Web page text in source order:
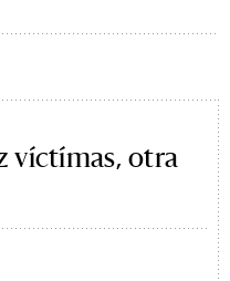
víctímas, otra